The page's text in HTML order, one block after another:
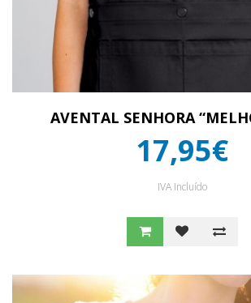
AVENTAL SENHORA
17,95€
IVA Incluído